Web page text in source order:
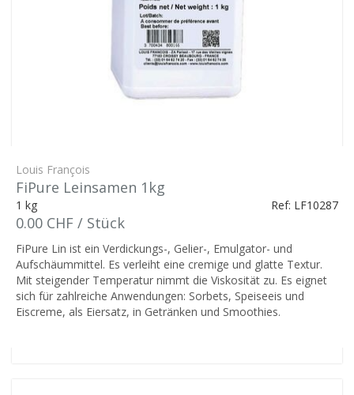
Louis François
FiPure Leinsamen 1kg
1 kg Ref: LF10287
0.00 CHF / Stück
FiPure Lin ist ein Verdickungs-, Gelier-, Emulgator- und
Aufschäummittel. Es verleiht eine cremige und glatte Textur.
Mit steigender Temperatur nimmt die Viskosität zu. Es eignet
sich für zahlreiche Anwendungen: Sorbets, Speiseeis und
Eiscreme, als Eiersatz, in Getränken und Smoothies.